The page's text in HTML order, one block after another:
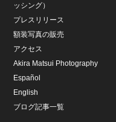
ッシング）
プレスリリース
額装写真の販売
アクセス
Akira Matsui Photography
Español
English
ブログ記事一覧